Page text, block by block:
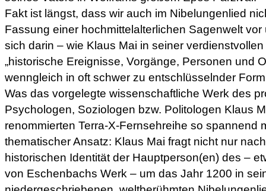
Fakt ist längst, dass wir auch im Nibelungenlied
Fassung einer hochmittelalterlichen Sagenwelt
sich darin – wie Klaus Mai in seiner
„historische Ereignisse, Vorgänge, Personen und
wenngleich in oft schwer zu entschlüsselnder
Was das vorgelegte wissenschaftliche Werk des
Psychologen, Soziologen bzw. Politologen Klaus
renommierten Terra-X-Fernsehreihe so spannend
thematischer Ansatz: Klaus Mai fragt nicht nur
historischen Identität der Hauptperson(en) des –
von Eschenbachs Werk – um das Jahr 1200 in